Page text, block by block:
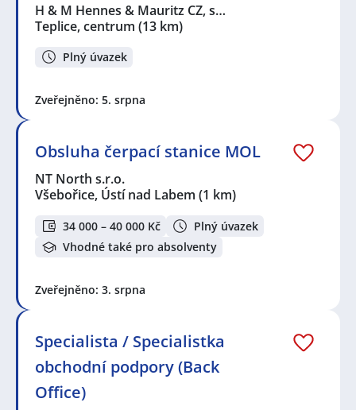
H & M Hennes & Mauritz CZ, s…
Teplice, centrum (13 km)
Plný úvazek
Zveřejněno: 5. srpna
Obsluha čerpací stanice MOL
NT North s.r.o.
Všebořice, Ústí nad Labem (1 km)
34 000 – 40 000 Kč
Plný úvazek
Vhodné také pro absolventy
Zveřejněno: 3. srpna
Specialista / Specialistka
obchodní podpory (Back
Office)